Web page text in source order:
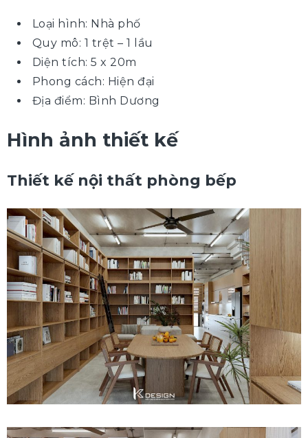
Loại hình: Nhà phố
Quy mô: 1 trệt – 1 lầu
Diện tích: 5 x 20m
Phong cách: Hiện đại
Địa điểm: Bình Dương
Hình ảnh thiết kế
Thiết kế nội thất phòng bếp